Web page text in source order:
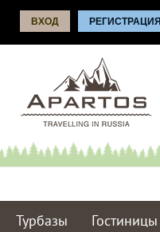
ВХОД РЕГИСТРАЦИЯ
Турбазы Гостиницы